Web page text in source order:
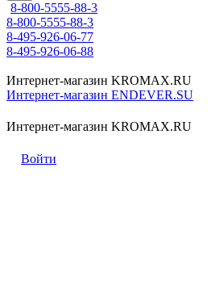
8-800-5555-88-3
8-800-5555-88-3
8-495-926-06-77
8-495-926-06-88
Интернет-магазин KROMAX.RU
Интернет-магазин ENDEVER.SU
Интернет-магазин KROMAX.RU
Войти